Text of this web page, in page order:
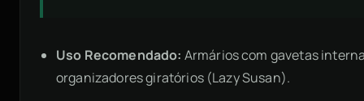
Uso Recomendado: Armários com gavetas
organizadores giratórios (Lazy Susan).